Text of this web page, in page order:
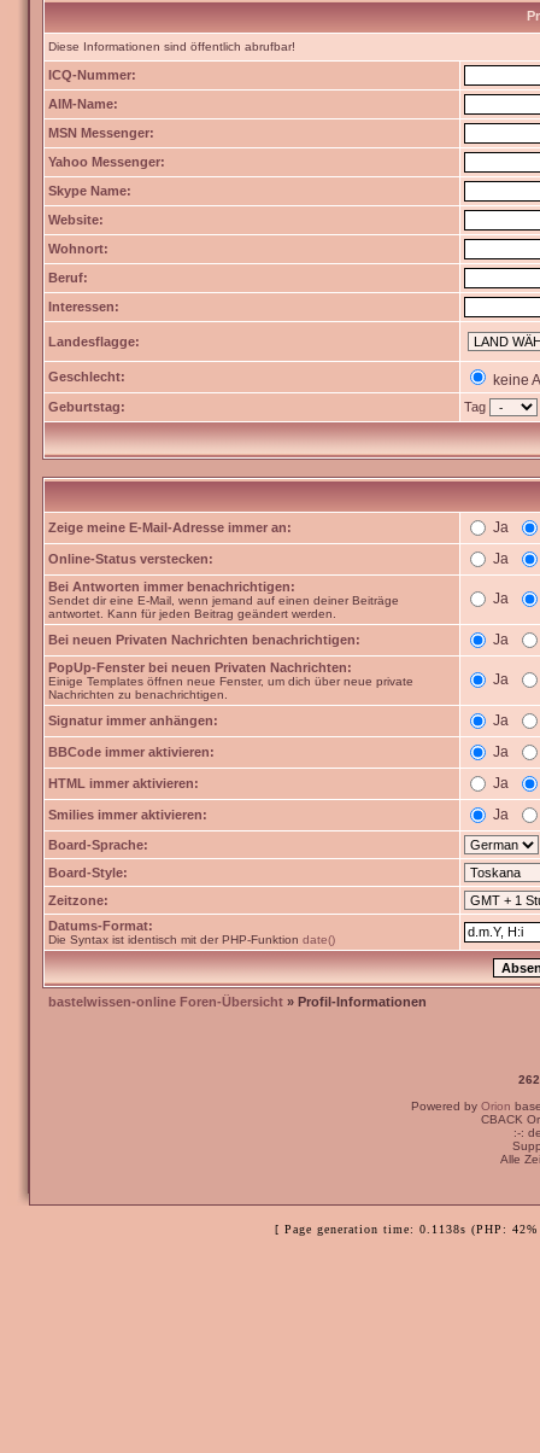
Diese Informationen sind öffentlich abrufbar!
ICQ-Nummer:
AIM-Name:
MSN Messenger:
Yahoo Messenger:
Skype Name:
Website:
Wohnort:
Beruf:
Interessen:
Landesflagge:
Geschlecht: keine
Geburtstag: Tag
Zeige meine E-Mail-Adresse immer an: Ja
Online-Status verstecken: Ja
Bei Antworten immer benachrichtigen:
Sendet dir eine E-Mail, wenn jemand auf einen deiner Beiträge
antwortet. Kann für jeden Beitrag geändert werden.
Ja
Bei neuen Privaten Nachrichten benachrichtigen: Ja
PopUp-Fenster bei neuen Privaten Nachrichten:
Einige Templates öffnen neue Fenster, um dich über neue private
Nachrichten zu benachrichtigen.
Ja
Signatur immer anhängen: Ja
BBCode immer aktivieren: Ja
HTML immer aktivieren: Ja
Smilies immer aktivieren: Ja
Board-Sprache:
Board-Style:
Zeitzone:
Datums-Format:
Die Syntax ist identisch mit der PHP-Funktion date()
bastelwissen-online Foren-Übersicht » Profil-Informationen
Powered by Orion
CBACK
:-:
Alle
[ Page generation time: 0.1138s (PHP: